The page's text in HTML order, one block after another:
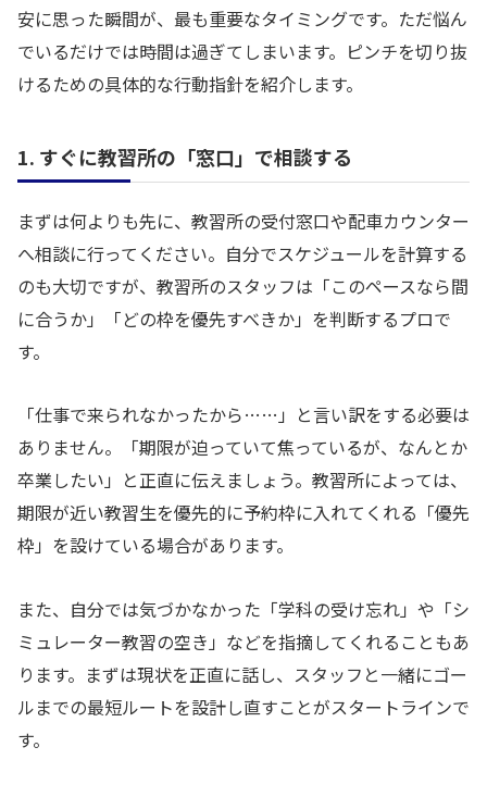
安に思った瞬間が、最も重要なタイミングです。ただ悩ん
でいるだけでは時間は過ぎてしまいます。ピンチを切り抜
けるための具体的な行動指針を紹介します。
1. すぐに教習所の「窓口」で相談する
まずは何よりも先に、教習所の受付窓口や配車カウンター
へ相談に行ってください。自分でスケジュールを計算する
のも大切ですが、教習所のスタッフは「このペースなら間
に合うか」「どの枠を優先すべきか」を判断するプロで
す。
「仕事で来られなかったから……」と言い訳をする必要は
ありません。「期限が迫っていて焦っているが、なんとか
卒業したい」と正直に伝えましょう。教習所によっては、
期限が近い教習生を優先的に予約枠に入れてくれる「優先
枠」を設けている場合があります。
また、自分では気づかなかった「学科の受け忘れ」や「シ
ミュレーター教習の空き」などを指摘してくれることもあ
ります。まずは現状を正直に話し、スタッフと一緒にゴー
ルまでの最短ルートを設計し直すことがスタートラインで
す。